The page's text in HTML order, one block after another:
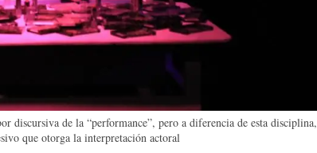
discursiva de la “performance”, pero a diferencia de esta disciplina,
que otorga la interpretación actoral